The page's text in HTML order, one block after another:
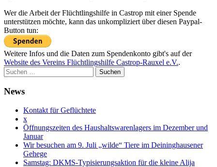
Wer die Arbeit der Flüchtlingshilfe in Castrop mit einer Spende
unterstützen möchte, kann das unkompliziert über diesen Paypal-
Button tun:
Weitere Infos und die Daten zum Spendenkonto gibt's auf der
Website des Vereins Flüchtlingshilfe Castrop-Rauxel e.V..
Suche
nach:
News
Kontakt für Geflüchtete
x
Öffnungszeiten des Haushaltswarenlagers im Dezember und
Januar
Wir besuchen am 9. Juli „wilde“ Tiere im Deininghausener
Gehege
Samstag: DKMS-Typisierungsaktion für die kleine Alija